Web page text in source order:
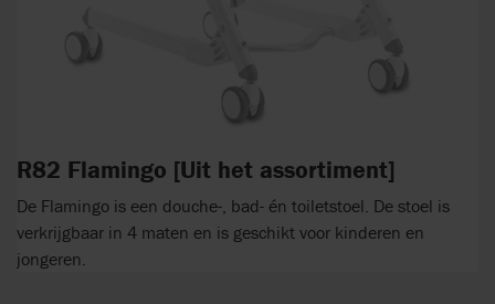
R82 Flamingo [Uit het assortiment]
De Flamingo is een douche-, bad- én toiletstoel. De stoel is
verkrijgbaar in 4 maten en is geschikt voor kinderen en
jongeren.